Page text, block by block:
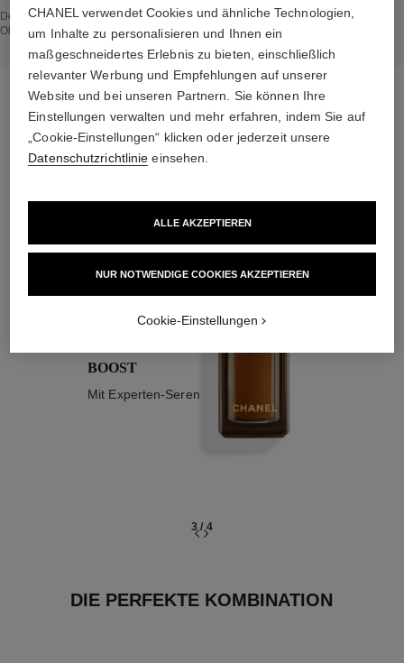
Zurück zum Titel↩
Der Bereich IM PRODUKT ENTHALTEN entstand auf der Grundlage von im
Oktober 2023 gesammelten und geprüften Informationen.
die passende routine
03
BOOST
Mit Experten-Seren
3/4
DIE PERFEKTE KOMBINATION
CHANEL verwendet Cookies und ähnliche Technologien,
um Inhalte zu personalisieren und Ihnen ein
maßgeschneidertes Erlebnis zu bieten, einschließlich
relevanter Werbung und Empfehlungen auf unserer
Website und bei unseren Partnern. Sie können Ihre
Einstellungen verwalten und mehr erfahren, indem Sie auf
„Cookie-Einstellungen“ klicken oder jederzeit unsere
Datenschutzrichtlinie einsehen.
NUR NOTWENDIGE COOKIES AKZEPTIEREN
ALLE AKZEPTIEREN
Cookie-Einstellungen